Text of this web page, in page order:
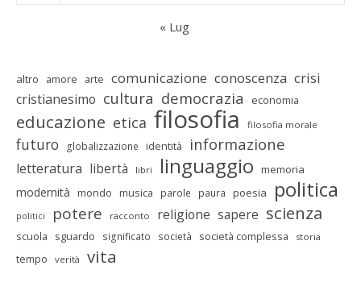
« Lug
altro amore arte comunicazione conoscenza crisi
cristianesimo cultura democrazia economia
educazione etica filosofia filosofia morale
futuro globalizzazione identità informazione
letteratura libertà libri linguaggio memoria
modernità mondo musica parole paura poesia politica
politici potere racconto religione sapere scienza
scuola sguardo significato società società complessa storia
tempo verità vita